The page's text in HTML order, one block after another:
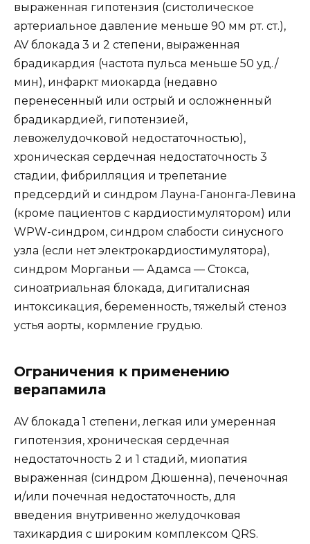
выраженная гипотензия (систолическое
артериальное давление меньше 90 мм рт. ст.),
AV блокада 3 и 2 степени, выраженная
брадикардия (частота пульса меньше 50 уд./
мин), инфаркт миокарда (недавно
перенесенный или острый и осложненный
брадикардией, гипотензией,
левожелудочковой недостаточностью),
хроническая сердечная недостаточность 3
стадии, фибрилляция и трепетание
предсердий и синдром Лауна-Ганонга-Левина
(кроме пациентов с кардиостимулятором) или
WPW-синдром, синдром слабости синусного
узла (если нет электрокардиостимулятора),
синдром Морганьи — Адамса — Стокса,
синоатриальная блокада, дигиталисная
интоксикация, беременность, тяжелый стеноз
устья аорты, кормление грудью.
Ограничения к применению
верапамила
AV блокада 1 степени, легкая или умеренная
гипотензия, хроническая сердечная
недостаточность 2 и 1 стадий, миопатия
выраженная (синдром Дюшенна), печеночная
и/или почечная недостаточность, для
введения внутривенно желудочковая
тахикардия с широким комплексом QRS.